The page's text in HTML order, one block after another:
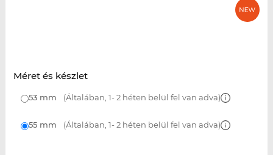
Méret és készlet
53 mm (Általában, 1- 2 héten belül fel van adva)
55 mm (Általában, 1- 2 héten belül fel van adva)